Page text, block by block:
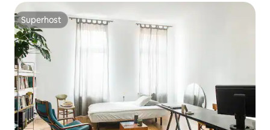
Superhost
Superhost